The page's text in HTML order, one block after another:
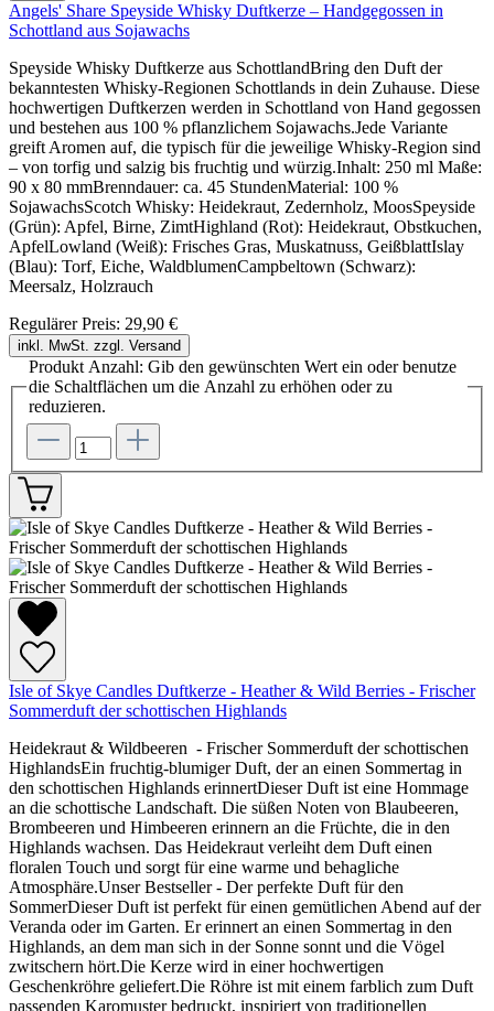
Angels' Share Speyside Whisky Duftkerze – Handgegossen in
Schottland aus Sojawachs
Speyside Whisky Duftkerze aus SchottlandBring den Duft der
bekanntesten Whisky-Regionen Schottlands in dein Zuhause. Diese
hochwertigen Duftkerzen werden in Schottland von Hand gegossen
und bestehen aus 100 % pflanzlichem Sojawachs.Jede Variante
greift Aromen auf, die typisch für die jeweilige Whisky-Region sind
– von torfig und salzig bis fruchtig und würzig.Inhalt: 250 ml Maße:
90 x 80 mmBrenndauer: ca. 45 StundenMaterial: 100 %
SojawachsScotch Whisky: Heidekraut, Zedernholz, MoosSpeyside
(Grün): Apfel, Birne, ZimtHighland (Rot): Heidekraut, Obstkuchen,
ApfelLowland (Weiß): Frisches Gras, Muskatnuss, GeißblattIslay
(Blau): Torf, Eiche, WaldblumenCampbeltown (Schwarz):
Meersalz, Holzrauch
Regulärer Preis: 29,90 €
inkl. MwSt. zzgl. Versand
Produkt Anzahl: Gib den gewünschten Wert ein oder benutze
die Schaltflächen um die Anzahl zu erhöhen oder zu
reduzieren.
Isle of Skye Candles Duftkerze - Heather & Wild Berries - Frischer
Sommerduft der schottischen Highlands
Heidekraut & Wildbeeren - Frischer Sommerduft der schottischen
HighlandsEin fruchtig-blumiger Duft, der an einen Sommertag in
den schottischen Highlands erinnertDieser Duft ist eine Hommage
an die schottische Landschaft. Die süßen Noten von Blaubeeren,
Brombeeren und Himbeeren erinnern an die Früchte, die in den
Highlands wachsen. Das Heidekraut verleiht dem Duft einen
floralen Touch und sorgt für eine warme und behagliche
Atmosphäre.Unser Bestseller - Der perfekte Duft für den
SommerDieser Duft ist perfekt für einen gemütlichen Abend auf der
Veranda oder im Garten. Er erinnert an einen Sommertag in den
Highlands, an dem man sich in der Sonne sonnt und die Vögel
zwitschern hört.Die Kerze wird in einer hochwertigen
Geschenkröhre geliefert.Die Röhre ist mit einem farblich zum Duft
passenden Karomuster bedruckt, inspiriert von traditionellen